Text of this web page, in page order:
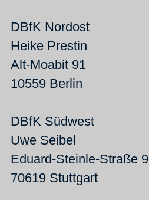
DBfK Nordost
Heike Prestin
Alt-Moabit 91
10559 Berlin
DBfK Südwest
Uwe Seibel
Eduard-Steinle-Straße 9
70619 Stuttgart